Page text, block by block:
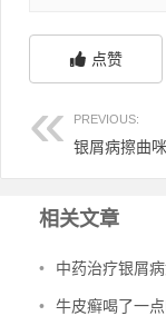
点赞
PREVIOUS:
相关文章
• 中药治疗银屑
• 牛皮癣喝了一